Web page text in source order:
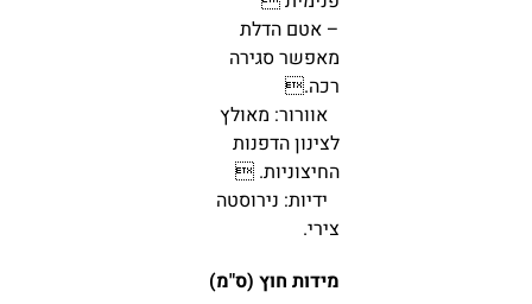
– אטם הדלת
מאפשר סגירה
רכה.
אוורור: מאולץ
לצינון הדפנות
החיצוניות. 
ידיות: נירוסטה
צירי.
מידות חוץ (ס"מ)